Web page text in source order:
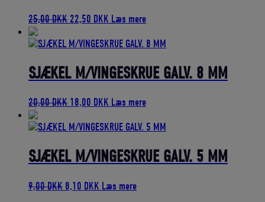
25,00DKK Den
pris
25,00 DKK.
22,50 DKK Den
pris
22,50 DKK.
Læs mere
SJÆKEL M/VINGESKRUE GALV. 8 MM
20,00DKK Den
pris
20,00 DKK.
18,00 DKK Den
pris
18,00 DKK.
Læs mere
SJÆKEL M/VINGESKRUE GALV. 5 MM
9,00DKK Den
8,10 DKK Den
Læs mere